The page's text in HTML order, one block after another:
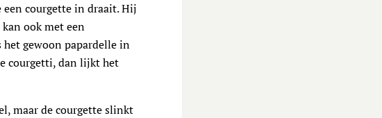
courgette in draait. Hij
ook met een
het gewoon papardelle in
courgetti, dan lijkt het
maar de courgette slinkt